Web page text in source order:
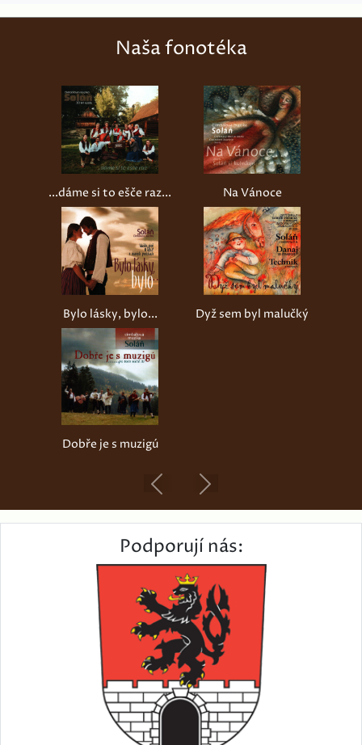
Naša fonotéka
...dáme si to ešče raz... Na Vánoce
Bylo lásky, bylo... Dyž sem byl malučký
Dobře je s muzigú
Previous
Podporují nás: